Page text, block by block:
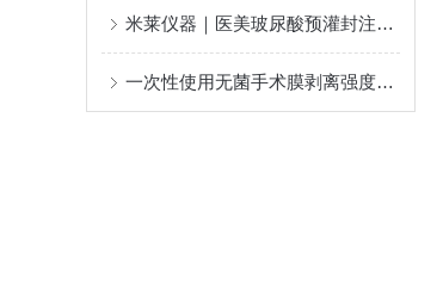
米莱仪器｜医美玻尿酸预灌封注射器：推挤力 + 密封性一体化检测方案
一次性使用无菌手术膜剥离强度测试仪试验流程